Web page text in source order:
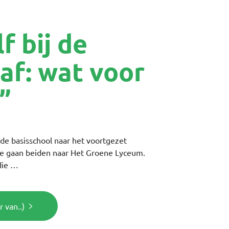
bij de
wat voor
basisschool naar het voortgezet
beiden naar Het Groene Lyceum.
…
van..)